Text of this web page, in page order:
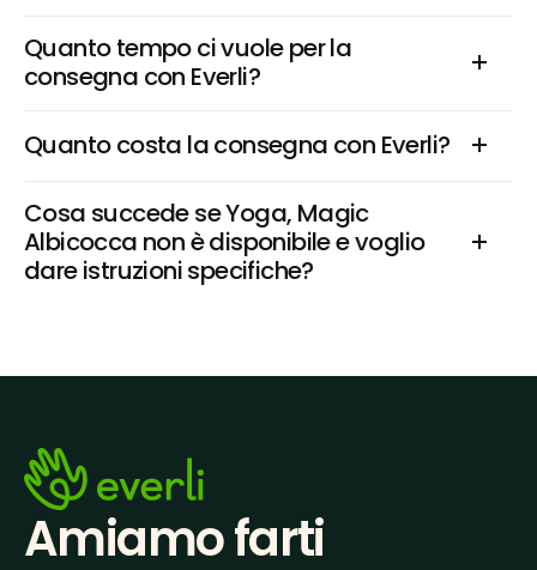
Quanto tempo ci vuole per la
consegna con Everli?
Quanto costa la consegna con Everli?
Cosa succede se Yoga, Magic
Albicocca non è disponibile e voglio
dare istruzioni specifiche?
Amiamo farti